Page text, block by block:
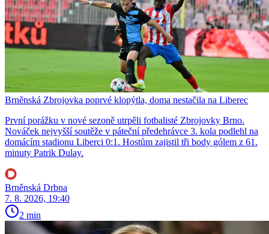
Brněnská Zbrojovka poprvé klopýtla, doma nestačila na Liberec
První porážku v nové sezoně utrpěli fotbalisté Zbrojovky Brno.
Nováček nejvyšší soutěže v páteční předehrávce 3. kola podlehl na
domácím stadionu Liberci 0:1. Hostům zajistil tři body gólem z 61.
minuty Patrik Dulay.
Brněnská Drbna
7. 8. 2026, 19:40
2 min